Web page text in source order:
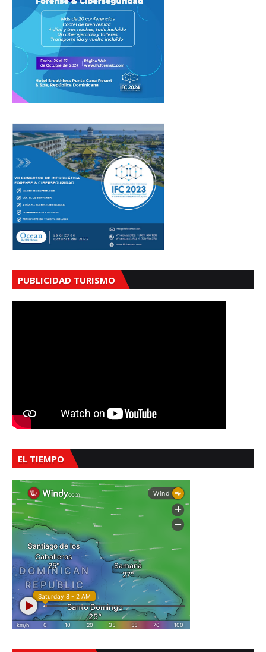
PUBLICIDAD TURISMO
EL TIEMPO